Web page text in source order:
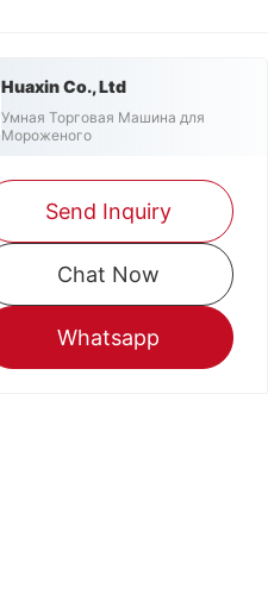
Huaxin Co., Ltd
Умная Торговая Машина для
Мороженого
Send Inquiry
Chat Now
Whatsapp